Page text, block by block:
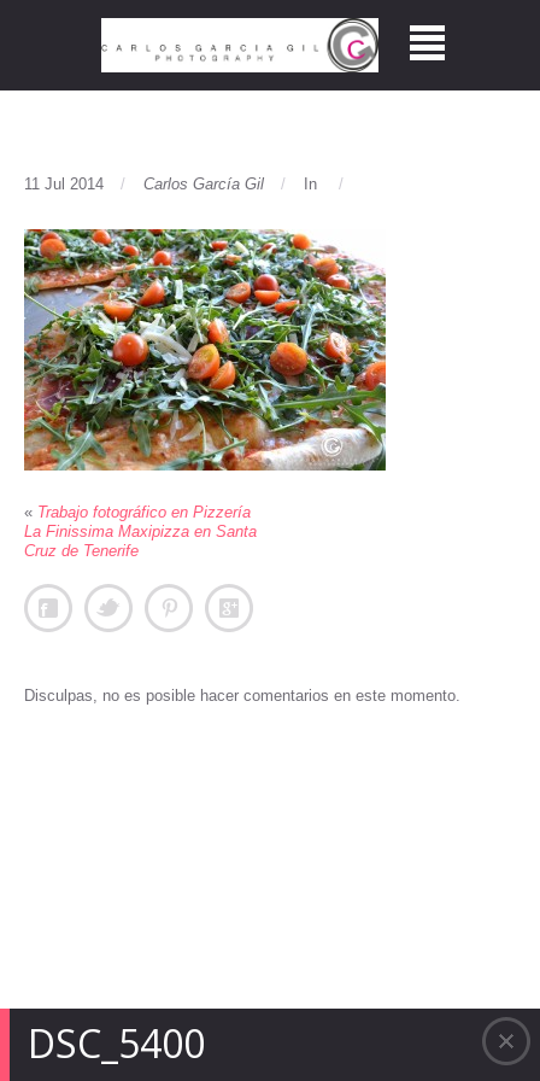
DSC_5400
11 Jul 2014 Carlos García Gil In
« Trabajo fotográfico en Pizzería
La Finissima Maxipizza en Santa
Cruz de Tenerife
Disculpas, no es posible hacer comentarios en este momento.